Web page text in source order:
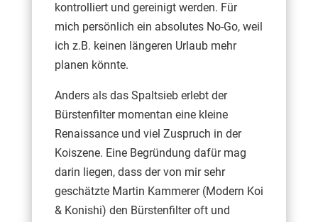
kontrolliert und gereinigt werden. Für
mich persönlich ein absolutes No-Go, weil
ich z.B. keinen längeren Urlaub mehr
planen könnte.
Anders als das Spaltsieb erlebt der
Bürstenfilter momentan eine kleine
Renaissance und viel Zuspruch in der
Koiszene. Eine Begründung dafür mag
darin liegen, dass der von mir sehr
geschätzte Martin Kammerer (Modern Koi
& Konishi) den Bürstenfilter oft und